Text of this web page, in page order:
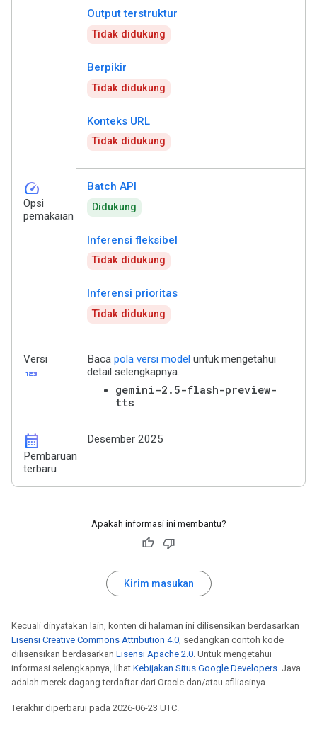
Output terstruktur
Tidak didukung
Berpikir
Tidak didukung
Konteks URL
Tidak didukung
speed
Opsi
pemakaian
Batch API
Didukung
Inferensi fleksibel
Tidak didukung
Inferensi prioritas
Tidak didukung
Versi
123
Baca pola versi model untuk mengetahui
detail selengkapnya.
gemini-2.5-flash-preview-
tts
calendar_month
Pembaruan
terbaru
Desember 2025
Apakah informasi ini membantu?
Kirim masukan
Kecuali dinyatakan lain, konten di halaman ini dilisensikan berdasarkan
Lisensi Creative Commons Attribution 4.0, sedangkan contoh kode
dilisensikan berdasarkan Lisensi Apache 2.0. Untuk mengetahui
informasi selengkapnya, lihat Kebijakan Situs Google Developers. Java
adalah merek dagang terdaftar dari Oracle dan/atau afiliasinya.
Terakhir diperbarui pada 2026-06-23 UTC.